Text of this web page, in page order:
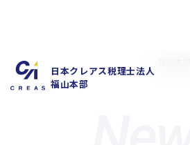
日本クレアス税理士法人
福山本部